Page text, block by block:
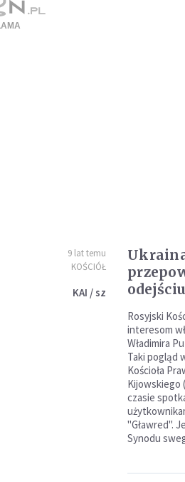
9 lat temu
KOŚCIÓŁ
KAI / sz
Rosyjski
interesom
Władimira
Taki pogląd
Kościoła
Kijowskiego
czasie
"Gławred".
Synodu